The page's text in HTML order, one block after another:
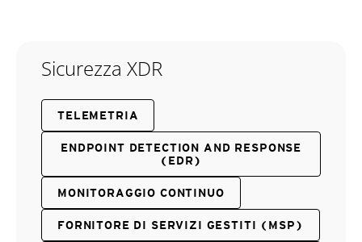
Sicurezza XDR
TELEMETRIA
ENDPOINT DETECTION AND RESPONSE
(EDR)
MONITORAGGIO CONTINUO
FORNITORE DI SERVIZI GESTITI (MSP)